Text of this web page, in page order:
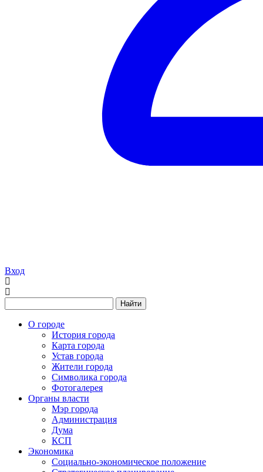
Вход
Найти
О городе
История города
Карта города
Устав города
Жители города
Символика города
Фотогалерея
Органы власти
Мэр города
Администрация
Дума
КСП
Экономика
Социально-экономическое положение